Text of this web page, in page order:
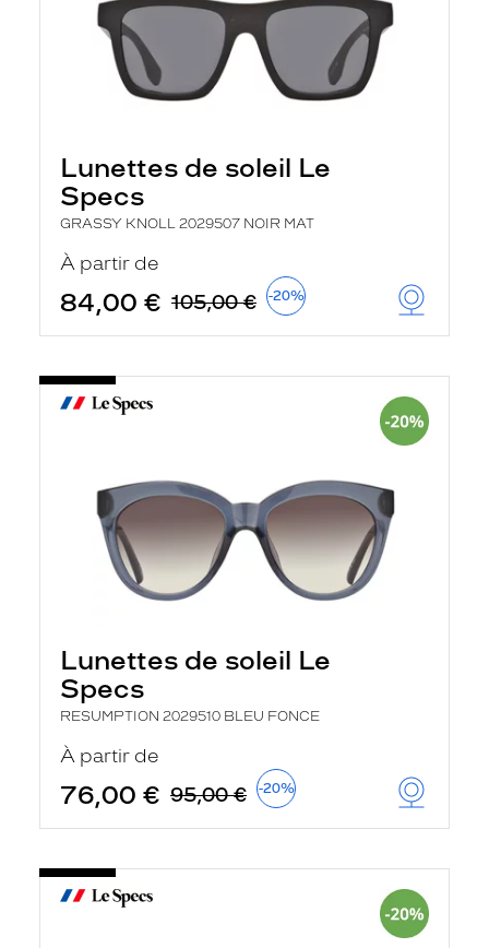
Lunettes de soleil Le
Specs
GRASSY KNOLL 2029507 NOIR MAT
À partir de
84,00 € 105,00 € -20%
Lunettes de soleil Le
Specs
RESUMPTION 2029510 BLEU FONCE
À partir de
76,00 € 95,00 € -20%